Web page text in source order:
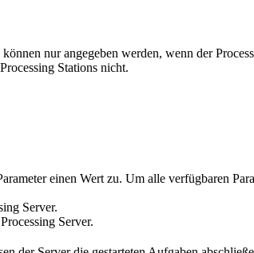
nur angegeben werden, wenn der
Stations nicht.
einen Wert zu. Um alle verfügbaren
Server.
Server.